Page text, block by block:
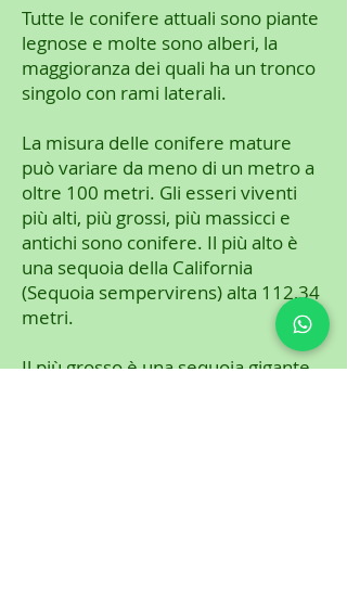
Tutte le conifere attuali sono piante
legnose e molte sono alberi, la
maggioranza dei quali ha un tronco
singolo con rami laterali.
La misura delle conifere mature
può variare da meno di un metro a
oltre 100 metri. Gli esseri viventi
più alti, più grossi, più massicci e
antichi sono conifere. Il più alto è
una sequoia della California
(Sequoia sempervirens) alta 112,34
metri.
Il più grosso è una sequoia gigante